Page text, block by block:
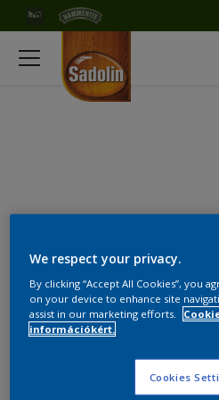
We respect your privacy.
By clicking “Accept All Cookies”, you
on your device to enhance site
assist in our marketing efforts.
információkért.
Cookies